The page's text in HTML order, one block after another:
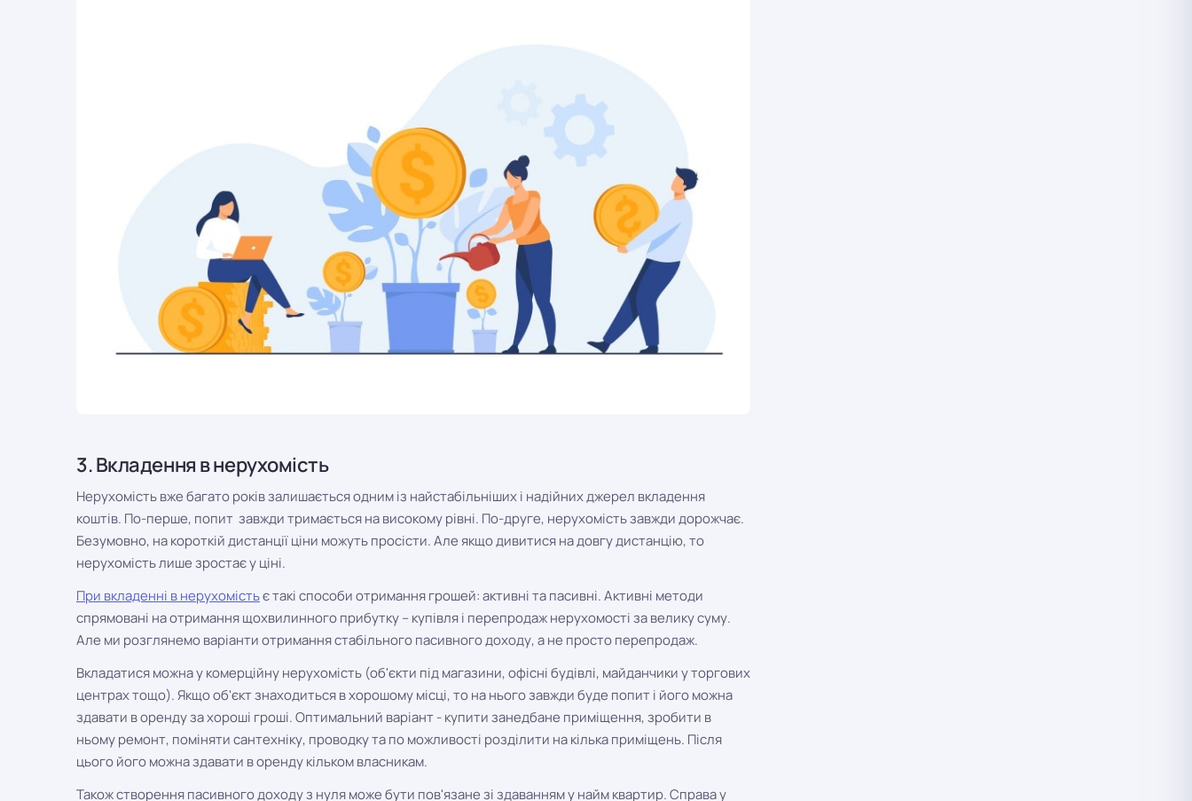
3. Вкладення в нерухомість
Нерухомість вже багато років залишається одним із найстабільніших і надійних джерел вкладення
коштів. По-перше, попит завжди тримається на високому рівні. По-друге, нерухомість завжди дорожчає.
Безумовно, на короткій дистанції ціни можуть просісти. Але якщо дивитися на довгу дистанцію, то
нерухомість лише зростає у ціні.
При вкладенні в нерухомістьє такі способи отримання грошей: активні та пасивні. Активні методи
спрямовані на отримання щохвилинного прибутку – купівля і перепродаж нерухомості за велику суму.
Але ми розглянемо варіанти отримання стабільного пасивного доходу, а не просто перепродаж.
Вкладатися можна у комерційну нерухомість (об'єкти під магазини, офісні будівлі, майданчики у торгових
центрах тощо). Якщо об'єкт знаходиться в хорошому місці, то на нього завжди буде попит і його можна
здавати в оренду за хороші гроші. Оптимальний варіант - купити занедбане приміщення, зробити в
ньому ремонт, поміняти сантехніку, проводку та по можливості розділити на кілька приміщень. Після
цього його можна здавати в оренду кільком власникам.
Також створення пасивного доходу з нуля може бути пов'язане зі здаванням у найм квартир. Справа у